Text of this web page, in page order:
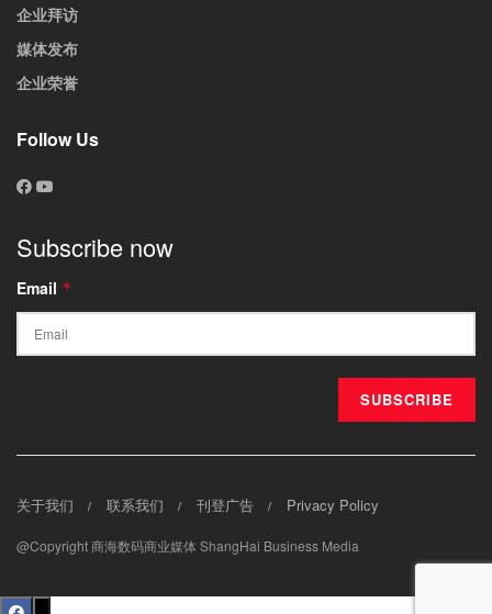
企业拜访
媒体发布
企业荣誉
Follow Us
Subscribe now
Email *
关于我们 联系我们 刊登广告 Privacy Policy
@Copyright 商海数码商业媒体 ShangHai Business Media